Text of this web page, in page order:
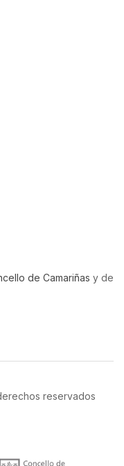
de Camariñas y de
reservados